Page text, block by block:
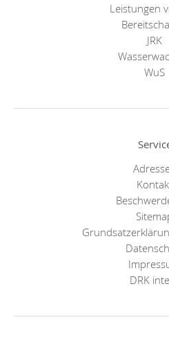
Leistungen
JRK
WuS
DRK